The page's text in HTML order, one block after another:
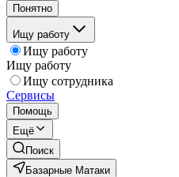
Понятно
Ищу работу
Ищу работу
Ищу работу
Ищу сотрудника
Сервисы
Помощь
Ещё
Поиск
Базарные Матаки